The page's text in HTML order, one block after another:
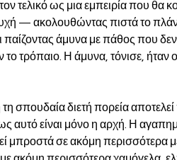
τελικό ως μια εμπειρία που θα
— ακολουθώντας πιστά το
παίζοντας άμυνα με πάθος που
το τρόπαιο. Η άμυνα, τόνισε, ήταν
σπουδαία διετή πορεία
αυτό είναι μόνο η αρχή. Η
μπροστά σε ακόμη περισσότερα